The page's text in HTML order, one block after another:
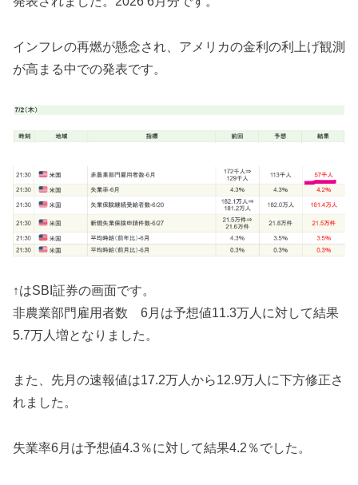
インフレの再燃が懸念され、アメリカの金利の利上げ観測
が高まる中での発表です。
↑はSBI証券の画面です。
非農業部門雇用者数 6月は予想値11.3万人に対して結果
5.7万人増となりました。
また、先月の速報値は17.2万人から12.9万人に下方修正さ
れました。
失業率6月は予想値4.3％に対して結果4.2％でした。